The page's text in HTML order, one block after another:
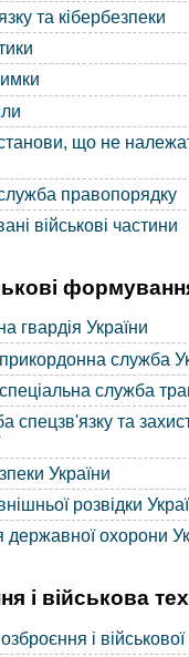
та кібербезпеки
що не
правопорядку
військові частини
гвардія України
служба
служба
спецзв'язку та
України
розвідки
державної охорони
і військова
і військової